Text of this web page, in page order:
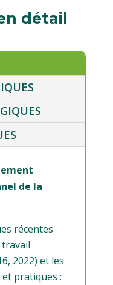
détail
de la
récentes
2022) et les
pratiques :